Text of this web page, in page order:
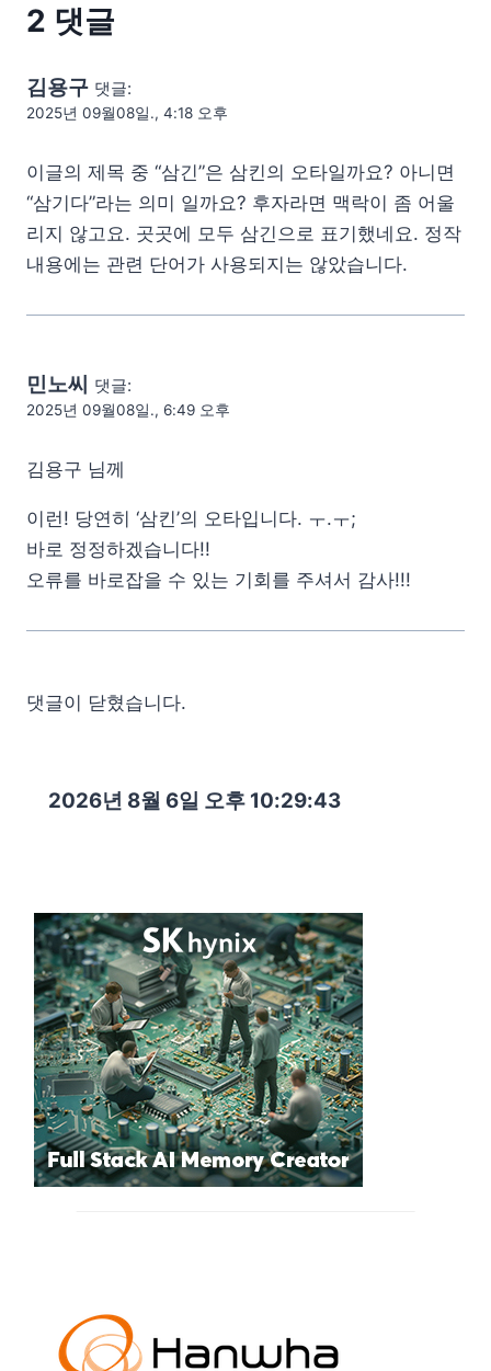
2 댓글
김용구 댓글:
2025년 09월08일., 4:18 오후
이글의 제목 중 “삼긴”은 삼킨의 오타일까요? 아니면
“삼기다”라는 의미 일까요? 후자라면 맥락이 좀 어울
리지 않고요. 곳곳에 모두 삼긴으로 표기했네요. 정작
내용에는 관련 단어가 사용되지는 않았습니다.
민노씨 댓글:
2025년 09월08일., 6:49 오후
김용구 님께
이런! 당연히 ‘삼킨’의 오타입니다. ㅜ.ㅜ;
바로 정정하겠습니다!!
오류를 바로잡을 수 있는 기회를 주셔서 감사!!!
댓글이 닫혔습니다.
2026년 8월 6일 오후 10:29:45